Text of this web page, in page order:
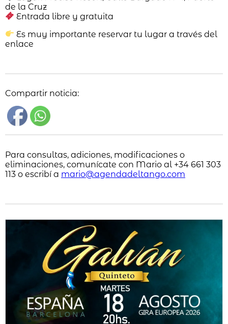
de la Cruz
Entrada libre y gratuita
Es muy importante reservar tu lugar a través del
enlace
Compartir noticia:
Para consultas, adiciones, modificaciones o
eliminaciones, comunícate con Mario al +34 661 303
113 o escribí a mario@agendadeltango.com